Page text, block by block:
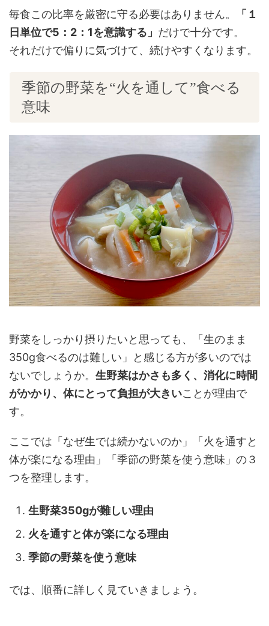
毎食この比率を厳密に守る必要はありません。
「１
日単位で5：2：1を意識する」 だけで十分です。
それだけで偏りに気づけて、続けやすくなります。
季節の野菜を“火を通して”食べる
意味
野菜をしっかり摂りたいと思っても、「生のまま
350g食べるのは難しい」と感じる方が多いのでは
ないでしょうか。 生野菜はかさも多く、消化に時間
がかかり、体にとって負担が大きいことが理由で
す。
ここでは「なぜ生では続かないのか」「火を通すと
体が楽になる理由」「季節の野菜を使う意味」の３
つを整理します。
生野菜350gが難しい理由
火を通すと体が楽になる理由
季節の野菜を使う意味
では、順番に詳しく見ていきましょう。